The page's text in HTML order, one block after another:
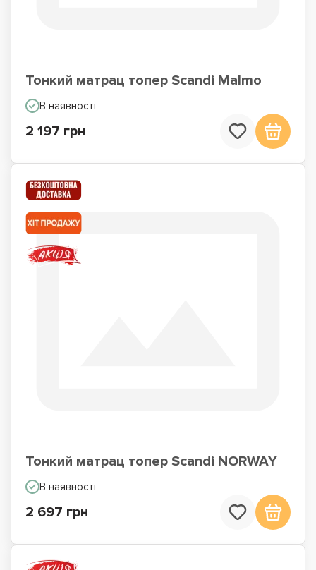
Тонкий матрац топер Scandi Malmo
В наявності
2 197 грн
Тонкий матрац топер Scandi NORWAY
В наявності
2 697 грн